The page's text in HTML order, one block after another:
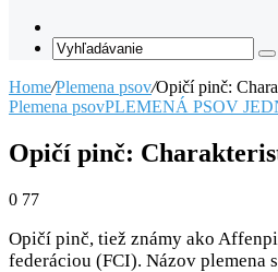
Article
Home/Plemena psov/Opičí pinč:
Plemena psovPLEMENÁ PSOV
Opičí pinč:
0 77
Opičí pinč, tiež známy ako
federáciou (FCI). Názov plemena